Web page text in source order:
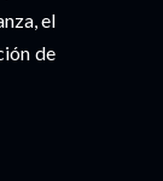
el
de